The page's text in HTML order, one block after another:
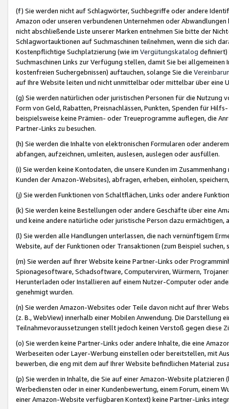
(f) Sie werden nicht auf Schlagwörter, Suchbegriffe oder andere
Amazon oder unseren verbundenen Unternehmen oder
nicht abschließende Liste unserer Marken entnehmen Sie bitte der
Schlagwortauktionen auf Suchmaschinen teilnehmen, wenn die sich
Kostenpflichtige Suchplatzierung (wie im Vergütungskatalog definiert)
Suchmaschinen Links zur Verfügung stellen, damit Sie bei
kostenfreien Suchergebnissen) auftauchen, solange Sie die
auf Ihre Website leiten und nicht unmittelbar oder mittelbar über eine
(g) Sie werden natürlichen oder juristischen Personen für die Nutzung
Form von Geld, Rabatten, Preisnachlässen, Punkten, Spenden für
beispielsweise keine Prämien- oder Treueprogramme auflegen, die
Partner-Links zu besuchen.
(h) Sie werden die Inhalte von elektronischen Formularen oder
abfangen, aufzeichnen, umleiten, auslesen, auslegen oder ausfüllen.
(i) Sie werden keine Kontodaten, die unsere Kunden im
Kunden der Amazon-Websites), abfragen, erheben, einholen,
(j) Sie werden Funktionen von Schaltflächen, Links oder andere
(k) Sie werden keine Bestellungen oder andere Geschäfte über eine
und keine andere natürliche oder juristische Person dazu
(l) Sie werden alle Handlungen unterlassen, die nach vernünftigem
Website, auf der Funktionen oder Transaktionen (zum Beispiel
(m) Sie werden auf Ihrer Website keine Partner-Links oder
Spionagesoftware, Schadsoftware, Computerviren, Würmern,
Herunterladen oder Installieren auf einem Nutzer-Computer oder
genehmigt wurden.
(n) Sie werden Amazon-Websites oder Teile davon nicht auf Ihrer
(z. B., WebView) innerhalb einer Mobilen Anwendung. Die Darstellung
Teilnahmevoraussetzungen stellt jedoch keinen Verstoß gegen diese
(o) Sie werden keine Partner-Links oder andere Inhalte, die eine
Werbeseiten oder Layer-Werbung einstellen oder bereitstellen, mit
bewerben, die eng mit dem auf Ihrer Website befindlichen Material
(p) Sie werden in Inhalte, die Sie auf einer Amazon-Website
Werbediensten oder in einer Kundenbewertung, einem Forum, einem
einer Amazon-Website verfügbaren Kontext) keine Partner-Links